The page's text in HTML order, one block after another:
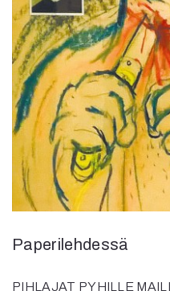
In
5/
Paperilehdessä
PIHLAJAT PYHILLE